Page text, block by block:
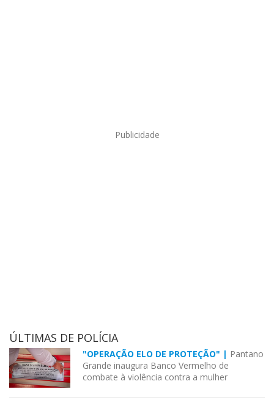
Publicidade
ÚLTIMAS DE POLÍCIA
"OPERAÇÃO ELO DE PROTEÇÃO" | Pantano
Grande inaugura Banco Vermelho de
combate à violência contra a mulher